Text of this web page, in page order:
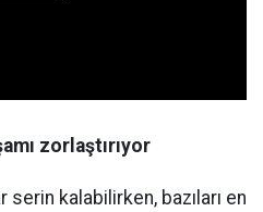
zorlaştırıyor
serin kalabilirken, bazıları en